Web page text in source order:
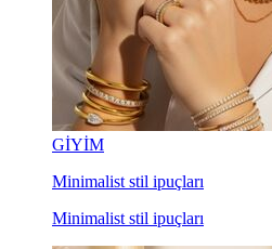
GİYİM
Minimalist stil ipuçları
Minimalist stil ipuçları